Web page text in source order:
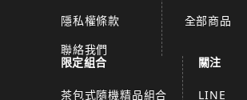
隱私權條款
聯絡我們
全部商品
限定組合
茶包式隨機精品組合
關注
LINE